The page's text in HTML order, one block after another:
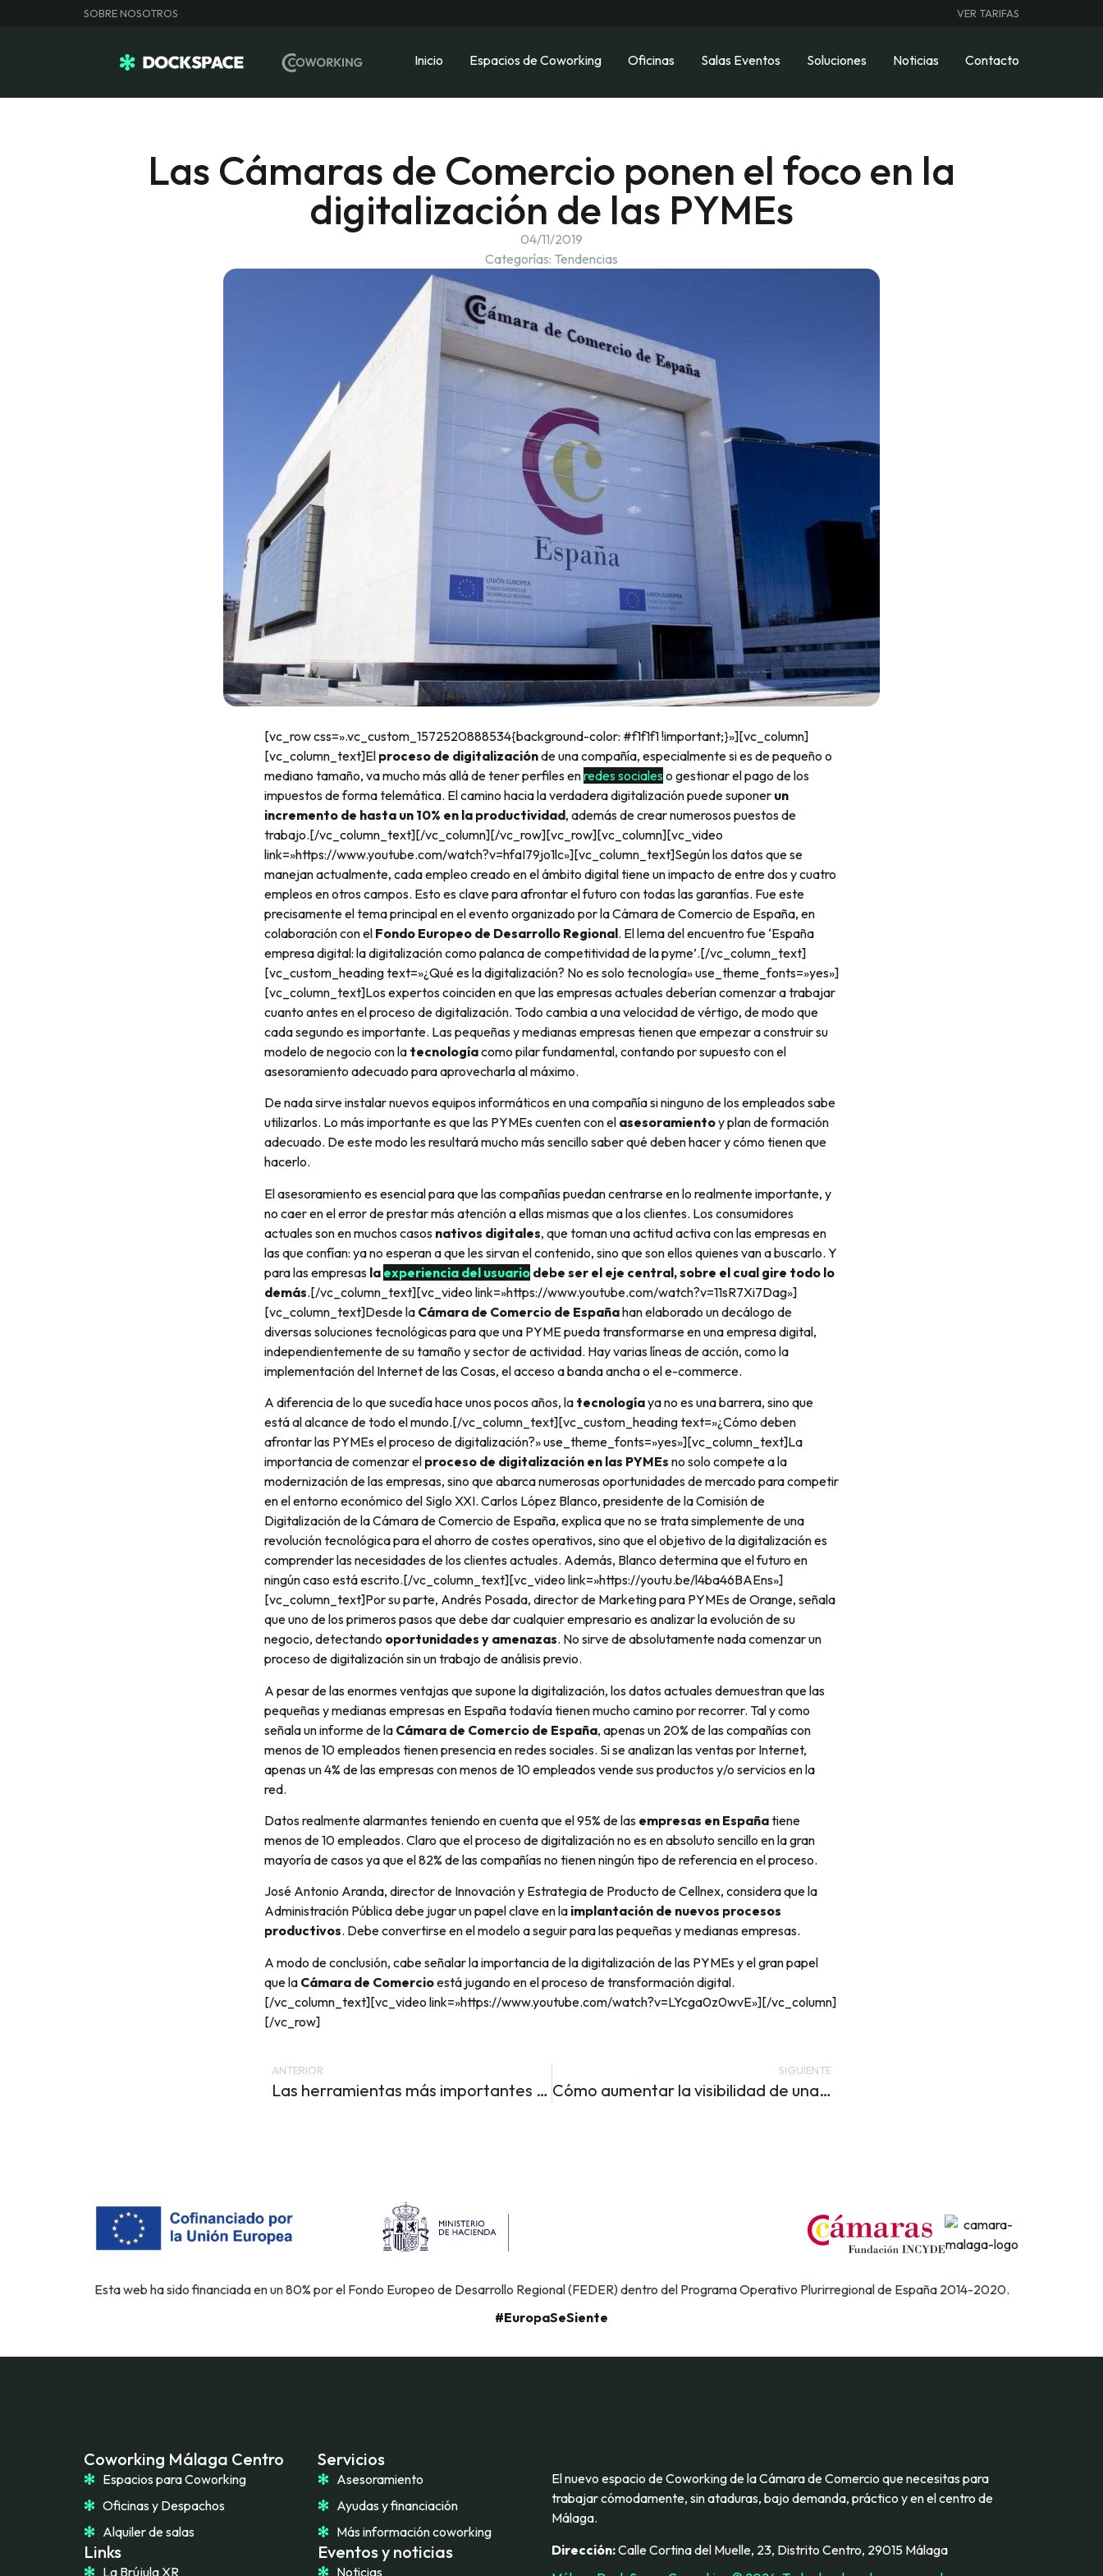
SOBRE NOSOTROS VER TARIFAS
Inicio Espacios de Coworking Oficinas Salas Eventos Soluciones Noticias Contacto
Las Cámaras de Comercio ponen el foco en la
digitalización de las PYMEs
04/11/2019
Categorías: Tendencias
[vc_row css=».vc_custom_1572520888534{background-color: #f1f1f1 !important;}»][vc_column]
[vc_column_text]El proceso de digitalizaciónde una compañía, especialmente si es de pequeño o
mediano tamaño, va mucho más allá de tener perfiles enredes sociales o gestionar el pago de los
impuestos de forma telemática. El camino hacia la verdadera digitalización puede suponer un
incremento de hasta un 10% en la productividad, además de crear numerosos puestos de
trabajo.[/vc_column_text][/vc_column][/vc_row][vc_row][vc_column][vc_video
link=»https://www.youtube.com/watch?v=hfaI79jo1lc»][vc_column_text]Según los datos que se
manejan actualmente, cada empleo creado en el ámbito digital tiene un impacto de entre dos y cuatro
empleos en otros campos. Esto es clave para afrontar el futuro con todas las garantías. Fue este
precisamente el tema principal en el evento organizado por la Cámara de Comercio de España, en
colaboración con el Fondo Europeo de Desarrollo Regional. El lema del encuentro fue ‘España
empresa digital: la digitalización como palanca de competitividad de la pyme’.[/vc_column_text]
[vc_custom_heading text=»¿Qué es la digitalización? No es solo tecnología» use_theme_fonts=»yes»]
[vc_column_text]Los expertos coinciden en que las empresas actuales deberían comenzar a trabajar
cuanto antes en el proceso de digitalización. Todo cambia a una velocidad de vértigo, de modo que
cada segundo es importante. Las pequeñas y medianas empresas tienen que empezar a construir su
modelo de negocio con la tecnologíacomo pilar fundamental, contando por supuesto con el
asesoramiento adecuado para aprovecharla al máximo.
De nada sirve instalar nuevos equipos informáticos en una compañía si ninguno de los empleados sabe
utilizarlos. Lo más importante es que las PYMEs cuenten con el asesoramientoy plan de formación
adecuado. De este modo les resultará mucho más sencillo saber qué deben hacer y cómo tienen que
hacerlo.
El asesoramiento es esencial para que las compañías puedan centrarse en lo realmente importante, y
no caer en el error de prestar más atención a ellas mismas que a los clientes. Los consumidores
actuales son en muchos casos nativos digitales, que toman una actitud activa con las empresas en
las que confían: ya no esperan a que les sirvan el contenido, sino que son ellos quienes van a buscarlo. Y
para las empresas la experiencia del usuario debe ser el eje central, sobre el cual gire todo lo
demás.[/vc_column_text][vc_video link=»https://www.youtube.com/watch?v=11sR7Xi7Dag»]
[vc_column_text]Desde la Cámara de Comercio de Españahan elaborado un decálogo de
diversas soluciones tecnológicas para que una PYME pueda transformarse en una empresa digital,
independientemente de su tamaño y sector de actividad. Hay varias líneas de acción, como la
implementación del Internet de las Cosas, el acceso a banda ancha o el e-commerce.
A diferencia de lo que sucedía hace unos pocos años, la tecnologíaya no es una barrera, sino que
está al alcance de todo el mundo.[/vc_column_text][vc_custom_heading text=»¿Cómo deben
afrontar las PYMEs el proceso de digitalización?» use_theme_fonts=»yes»][vc_column_text]La
importancia de comenzar el proceso de digitalización en las PYMEs no solo compete a la
modernización de las empresas, sino que abarca numerosas oportunidades de mercado para competir
en el entorno económico del Siglo XXI. Carlos López Blanco, presidente de la Comisión de
Digitalización de la Cámara de Comercio de España, explica que no se trata simplemente de una
revolución tecnológica para el ahorro de costes operativos, sino que el objetivo de la digitalización es
comprender las necesidades de los clientes actuales. Además, Blanco determina que el futuro en
ningún caso está escrito.[/vc_column_text][vc_video link=»https://youtu.be/l4ba46BAEns»]
[vc_column_text]Por su parte, Andrés Posada, director de Marketing para PYMEs de Orange, señala
que uno de los primeros pasos que debe dar cualquier empresario es analizar la evolución de su
negocio, detectando oportunidades y amenazas. No sirve de absolutamente nada comenzar un
proceso de digitalización sin un trabajo de análisis previo.
A pesar de las enormes ventajas que supone la digitalización, los datos actuales demuestran que las
pequeñas y medianas empresas en España todavía tienen mucho camino por recorrer. Tal y como
señala un informe de la Cámara de Comercio de España, apenas un 20% de las compañías con
menos de 10 empleados tienen presencia en redes sociales. Si se analizan las ventas por Internet,
apenas un 4% de las empresas con menos de 10 empleados vende sus productos y/o servicios en la
red.
Datos realmente alarmantes teniendo en cuenta que el 95% de las empresas en Españatiene
menos de 10 empleados. Claro que el proceso de digitalización no es en absoluto sencillo en la gran
mayoría de casos ya que el 82% de las compañías no tienen ningún tipo de referencia en el proceso.
José Antonio Aranda, director de Innovación y Estrategia de Producto de Cellnex, considera que la
Administración Pública debe jugar un papel clave en la implantación de nuevos procesos
productivos. Debe convertirse en el modelo a seguir para las pequeñas y medianas empresas.
A modo de conclusión, cabe señalar la importancia de la digitalización de las PYMEs y el gran papel
que la Cámara de Comercioestá jugando en el proceso de transformación digital.
[/vc_column_text][vc_video link=»https://www.youtube.com/watch?v=LYcga0z0wvE»][/vc_column]
[/vc_row]
ANTERIOR
Las herramientas más importantes en Lean Manufacturing
SIGUIENTE
Cómo aumentar la visibilidad de una empresa a través de TIC Negocios
Esta web ha sido financiada en un 80% por el Fondo Europeo de Desarrollo Regional (FEDER) dentro del Programa Operativo Plurirregional de España 2014-2020.
#EuropaSeSiente
Coworking Málaga Centro
Espacios para Coworking
Oficinas y Despachos
Alquiler de salas
Links
La Brújula XR
Servicios
Asesoramiento
Ayudas y financiación
Más información coworking
Eventos y noticias
Noticias
El nuevo espacio de Coworking de la Cámara de Comercio que necesitas para
trabajar cómodamente, sin ataduras, bajo demanda, práctico y en el centro de
Málaga.
Dirección:Calle Cortina del Muelle, 23, Distrito Centro, 29015 Málaga